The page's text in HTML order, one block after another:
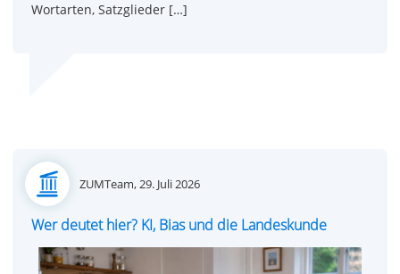
Wortarten, Satzglieder […]
ZUMTeam,Posted
29. Juli 2026
Wer deutet hier? KI, Bias und die Landeskunde